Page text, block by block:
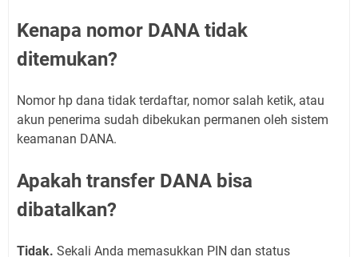
Kenapa nomor DANA tidak
ditemukan?
Nomor hp dana tidak terdaftar, nomor salah ketik, atau
akun penerima sudah dibekukan permanen oleh sistem
keamanan DANA.
Apakah transfer DANA bisa
dibatalkan?
Tidak. Sekali Anda memasukkan PIN dan status